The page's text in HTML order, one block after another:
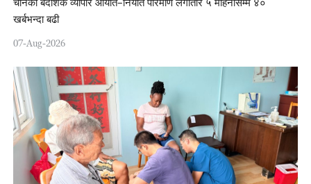
चीनको बैदेशिक व्यापार आयात–निर्यात परिमाण लगातार ५ महिनासम्म ४०
खर्बभन्दा बढी
07-Aug-2026